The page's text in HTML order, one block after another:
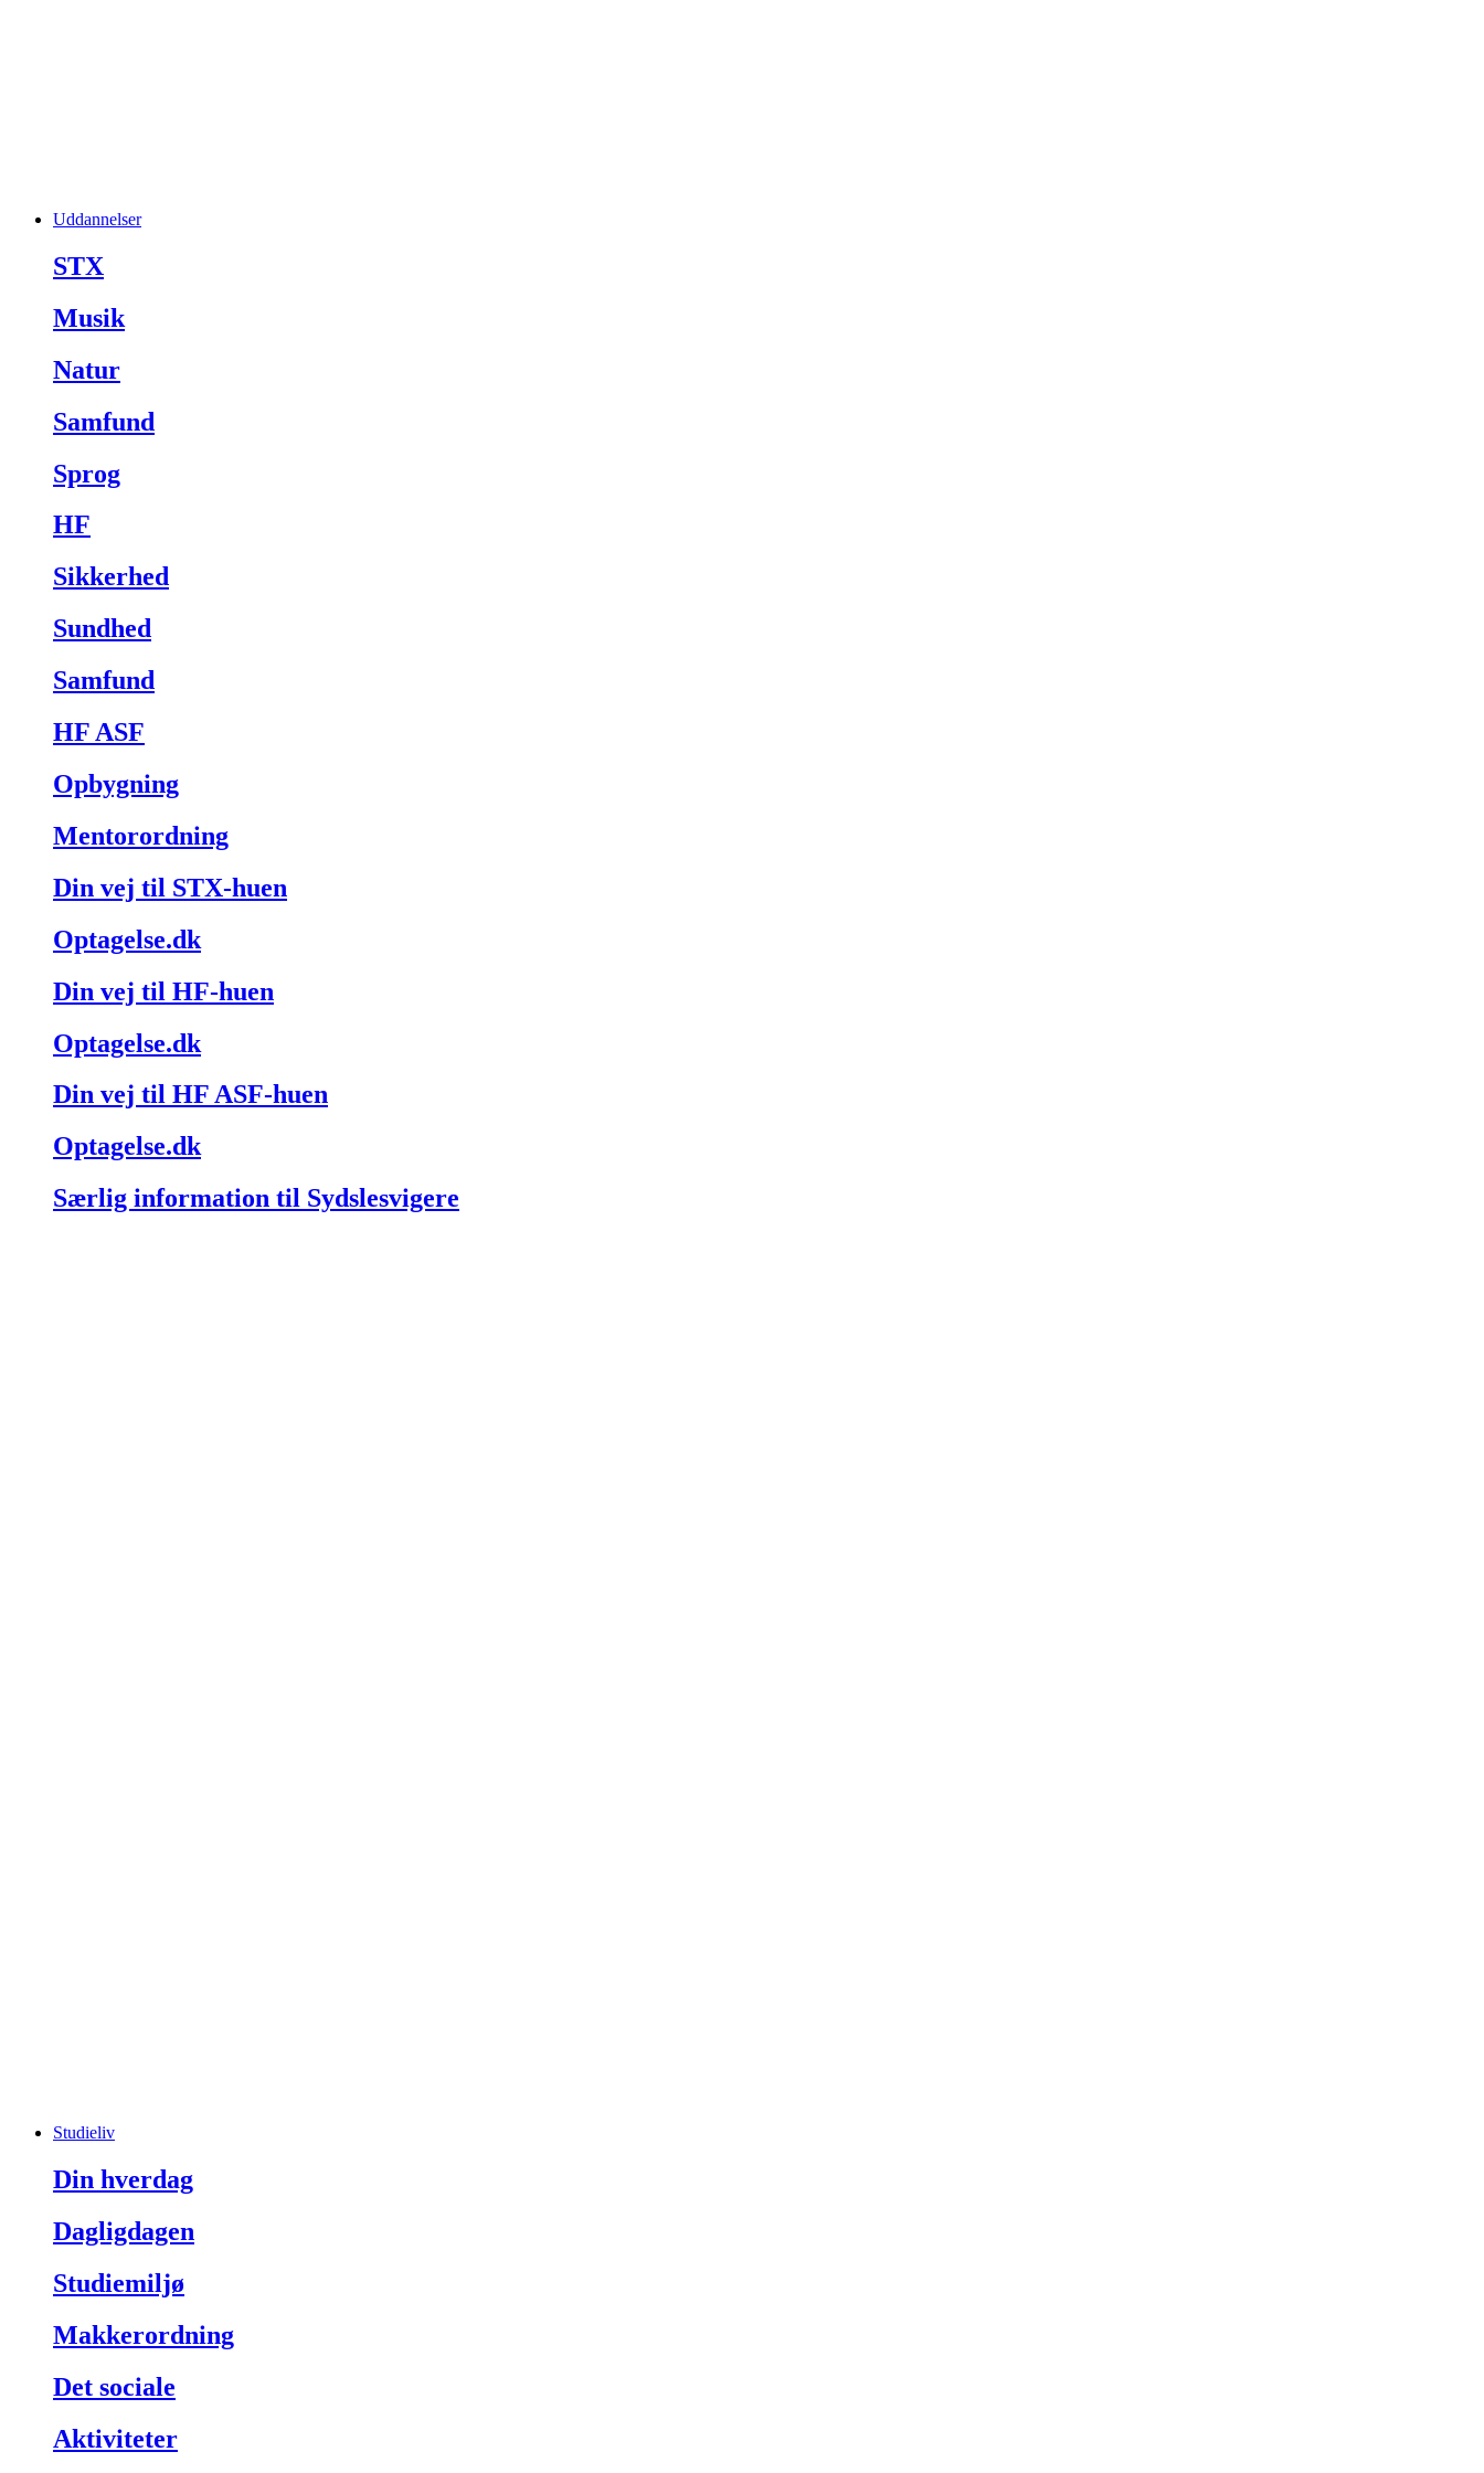
Uddannelser
STX
Musik
Natur
Samfund
Sprog
HF
Sikkerhed
Sundhed
Samfund
HF ASF
Opbygning
Mentorordning
Din vej til STX-huen
Optagelse.dk
Din vej til HF-huen
Optagelse.dk
Din vej til HF ASF-huen
Optagelse.dk
Særlig information til Sydslesvigere
Studieliv
Din hverdag
Dagligdagen
Studiemiljø
Makkerordning
Det sociale
Aktiviteter